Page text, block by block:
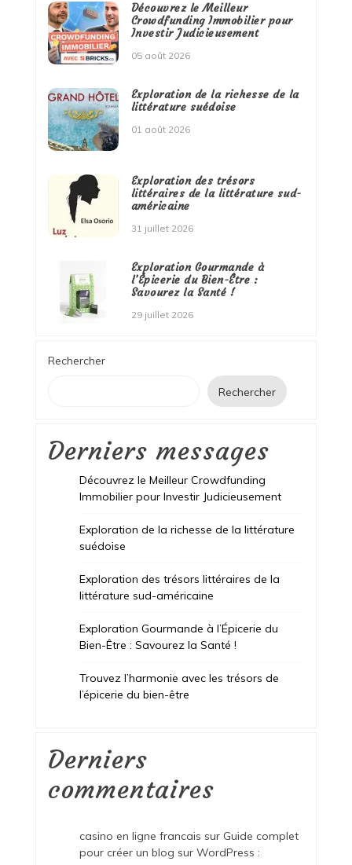
Découvrez le Meilleur
Crowdfunding Immobilier pour
Investir Judicieusement
05 août 2026
Exploration de la richesse de la
littérature suédoise
01 août 2026
Exploration des trésors
littéraires de la littérature sud-
américaine
31 juillet 2026
Exploration Gourmande à
l’Épicerie du Bien-Être :
Savourez la Santé !
29 juillet 2026
Rechercher
Rechercher
Derniers messages
Découvrez le Meilleur Crowdfunding
Immobilier pour Investir Judicieusement
Exploration de la richesse de la littérature
suédoise
Exploration des trésors littéraires de la
littérature sud-américaine
Exploration Gourmande à l’Épicerie du
Bien-Être : Savourez la Santé !
Trouvez l’harmonie avec les trésors de
l’épicerie du bien-être
Derniers
commentaires
casino en ligne francais sur Guide complet
pour créer un blog sur WordPress :